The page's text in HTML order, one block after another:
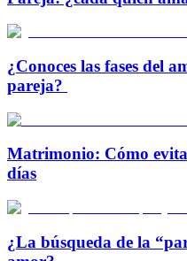
¿Conoces las fases del
pareja?
Matrimonio: Cómo
días
¿La búsqueda de la